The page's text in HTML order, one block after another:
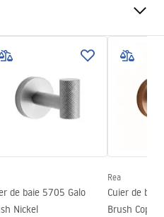
Cu șuruburi
50
55mm
70mm
de baie 5705 Galo
Nickel
Rea
Cuier de
Brush Copper